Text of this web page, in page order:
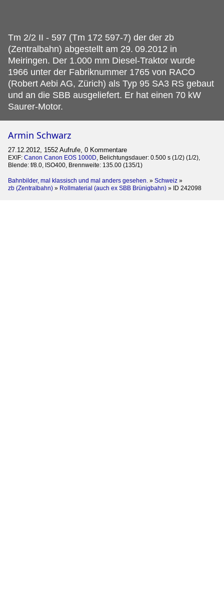
Tm 2/2 II - 597 (Tm 172 597-7) der der zb
(Zentralbahn) abgestellt am 29. 09.2012 in
Meiringen. Der 1.000 mm Diesel-Traktor wurde
1966 unter der Fabriknummer 1765 von RACO
(Robert Aebi AG, Zürich) als Typ 95 SA3 RS gebaut
und an die SBB ausgeliefert. Er hat einen 70 kW
Saurer-Motor.
Armin Schwarz
27.12.2012, 1552 Aufrufe, 0 Kommentare
EXIF: Canon Canon EOS 1000D , Belichtungsdauer: 0.500 s (1/2) (1/2),
Blende: f/8.0, ISO400, Brennweite: 135.00 (135/1)
Bahnbilder, mal klassisch und mal anders gesehen. » Schweiz »
zb (Zentralbahn) » Rollmaterial (auch ex SBB Brünigbahn) » ID 242098